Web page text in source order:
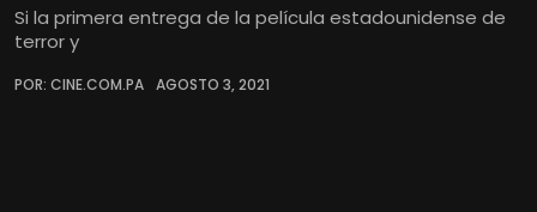
Si la primera entrega de la película estadounidense de
terror y
POR: CINE.COM.PA AGOSTO 3, 2021